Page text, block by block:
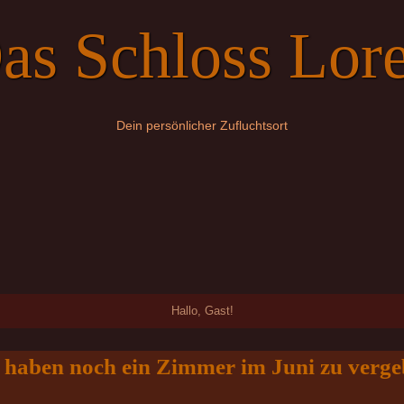
Schloss
Dein persönlicher Zufluchtsort
Hallo, Gast!
noch ein Zimmer im Juni zu